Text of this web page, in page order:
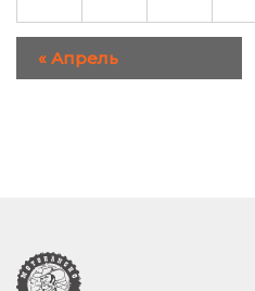
« Апрель